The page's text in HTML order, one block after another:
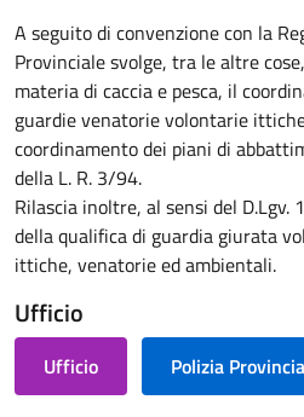
A seguito di convenzione con la
Provinciale svolge, tra le altre
materia di caccia e pesca, il
guardie venatorie volontarie
coordinamento dei piani di
della L. R. 3/94.
Rilascia inoltre, al sensi del
della qualifica di guardia giurata
ittiche, venatorie ed ambientali.
Ufficio
Ufficio Polizia